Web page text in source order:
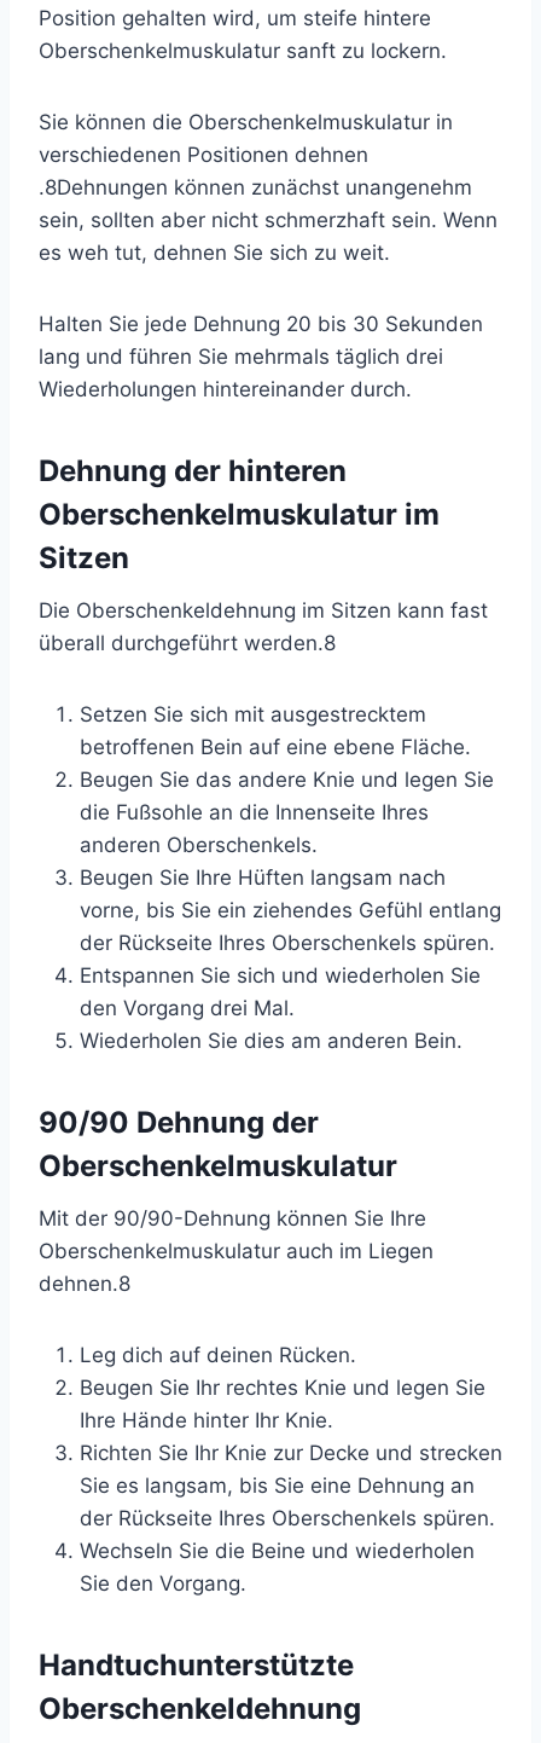
Position gehalten wird, um steife hintere
Oberschenkelmuskulatur sanft zu lockern.
Sie können die Oberschenkelmuskulatur in
verschiedenen Positionen dehnen
.8Dehnungen können zunächst unangenehm
sein, sollten aber nicht schmerzhaft sein. Wenn
es weh tut, dehnen Sie sich zu weit.
Halten Sie jede Dehnung 20 bis 30 Sekunden
lang und führen Sie mehrmals täglich drei
Wiederholungen hintereinander durch.
Dehnung der hinteren
Oberschenkelmuskulatur im
Sitzen
Die Oberschenkeldehnung im Sitzen kann fast
überall durchgeführt werden.8
Setzen Sie sich mit ausgestrecktem
betroffenen Bein auf eine ebene Fläche.
Beugen Sie das andere Knie und legen Sie
die Fußsohle an die Innenseite Ihres
anderen Oberschenkels.
Beugen Sie Ihre Hüften langsam nach
vorne, bis Sie ein ziehendes Gefühl entlang
der Rückseite Ihres Oberschenkels spüren.
Entspannen Sie sich und wiederholen Sie
den Vorgang drei Mal.
Wiederholen Sie dies am anderen Bein.
90/90 Dehnung der
Oberschenkelmuskulatur
Mit der 90/90-Dehnung können Sie Ihre
Oberschenkelmuskulatur auch im Liegen
dehnen.8
Leg dich auf deinen Rücken.
Beugen Sie Ihr rechtes Knie und legen Sie
Ihre Hände hinter Ihr Knie.
Richten Sie Ihr Knie zur Decke und strecken
Sie es langsam, bis Sie eine Dehnung an
der Rückseite Ihres Oberschenkels spüren.
Wechseln Sie die Beine und wiederholen
Sie den Vorgang.
Handtuchunterstützte
Oberschenkeldehnung